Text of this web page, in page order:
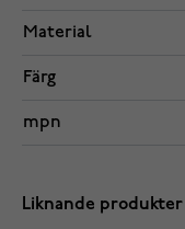
Material
Färg
mpn
Liknande produkter